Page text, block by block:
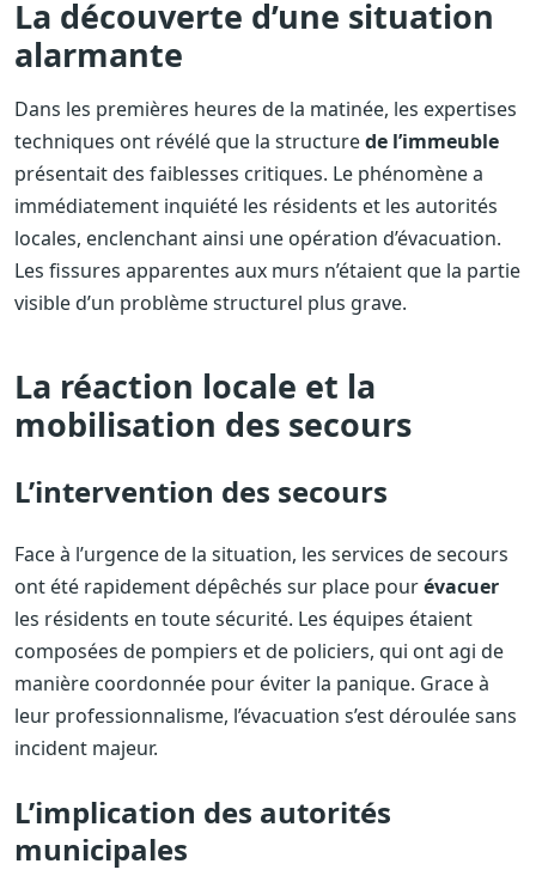
La découverte d’une situation
alarmante
Dans les premières heures de la matinée, les expertises
techniques ont révélé que la structurede l’immeuble
présentait des faiblesses critiques. Le phénomène a
immédiatement inquiété les résidents et les autorités
locales, enclenchant ainsi une opération d’évacuation.
Les fissures apparentes aux murs n’étaient que la partie
visible d’un problème structurel plus grave.
La réaction locale et la
mobilisation des secours
L’intervention des secours
Face à l’urgence de la situation, les services de secours
ont été rapidement dépêchés sur place pourévacuer
les résidents en toute sécurité. Les équipes étaient
composées de pompiers et de policiers, qui ont agi de
manière coordonnée pour éviter la panique. Grace à
leur professionnalisme, l’évacuation s’est déroulée sans
incident majeur.
L’implication des autorités
municipales